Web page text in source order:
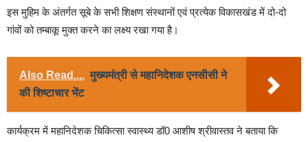
इस मुहिम के अंतर्गत सूबे के सभी शिक्षण संस्थानों एवं प्रत्येक विकासखंड में दो-दो
गांवों को तम्बाकू मुक्त करने का लक्ष्य रखा गया है।
Also Read.... मुख्यमंत्री से महानिदेशक एनसीसी ने
की शिष्टाचार भेंट
कार्यक्रम में महानिदेशक चिकित्सा स्वास्थ्य डॉ0 आशीष श्रीवास्तव ने बताया कि